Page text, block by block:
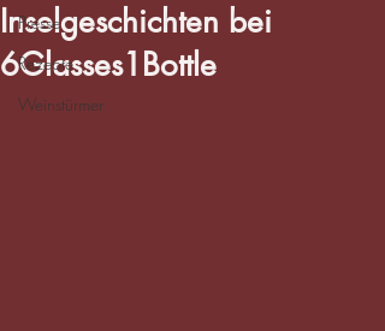
Presse
Rezepte
Weinstürmer
Inselgeschichten bei
6Glasses1Bottle